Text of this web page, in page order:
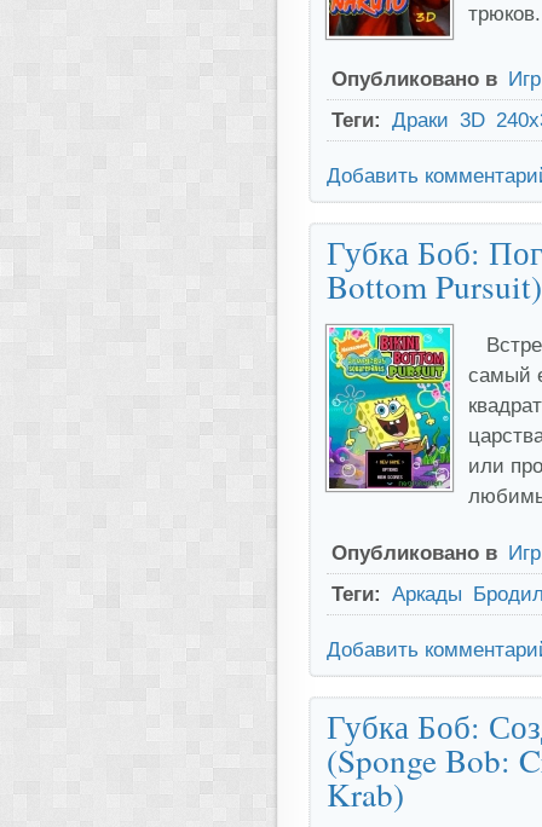
трюков.
Опубликовано в
Теги: Драки 3D
Добавить
Губка Боб:
Bottom Pursuit)
самый
или
Опубликовано в
Теги: Аркады
Добавить
Губка Боб:
(Sponge Bob:
Krab)